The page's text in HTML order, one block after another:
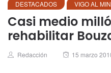
DESTACADOS VIGO AL
Casi medio
rehabilitar
Author
Redacción
Posted
15 marzo